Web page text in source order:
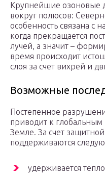
Крупнейшие озоновые
вокруг полюсов:
особенность связана с
когда прекращается
лучей, а значит –
время происходит
слоя за счет вихрей и
Возможные
Постепенное
приводит к
Земле. За счет
поддерживаются
удерживается